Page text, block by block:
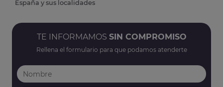
España y sus localidades
TE INFORMAMOS SIN COMPROMISO
Rellena el formulario para que podamos atenderte